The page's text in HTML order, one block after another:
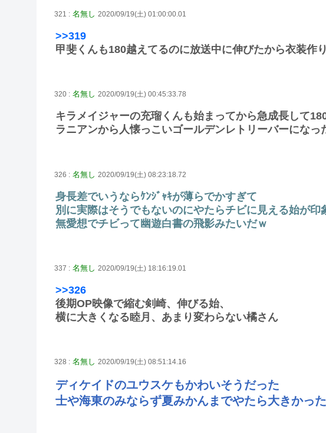
321 : 名無し 2020/09/19(土) 01:00:00.01
>>319
甲斐くんも180越えてるのに放送中に伸びたから衣装作
320 : 名無し 2020/09/19(土) 00:45:33.78
キラメイジャーの充瑠くんも始まってから急成長して
ラニアンから人懐っこいゴールデンレトリーバーになっ
326 : 名無し 2020/09/19(土) 08:23:18.72
身長差でいうならｹﾝｼﾞｬｷが薄らでかすぎて
別に実際はそうでもないのにやたらチビに見える始が印
無愛想でチビって幽遊白書の飛影みたいだｗ
337 : 名無し 2020/09/19(土) 18:16:19.01
>>326
後期OP映像で縮む剣崎、伸びる始、
横に大きくなる睦月、あまり変わらない橘さん
328 : 名無し 2020/09/19(土) 08:51:14.16
ディケイドのユウスケもかわいそうだった
士や海東のみならず夏みかんまでやたら大きかっ